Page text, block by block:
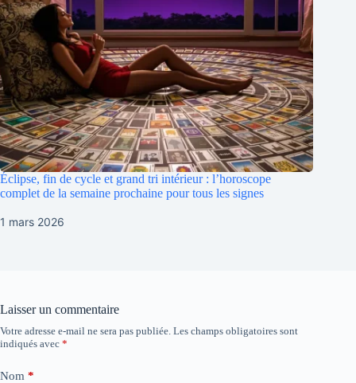
Éclipse, fin de cycle et grand tri intérieur : l’horoscope
complet de la semaine prochaine pour tous les signes
1 mars 2026
Laisser un commentaire
Votre adresse e-mail ne sera pas publiée. Les champs obligatoires sont
indiqués avec *
Nom *